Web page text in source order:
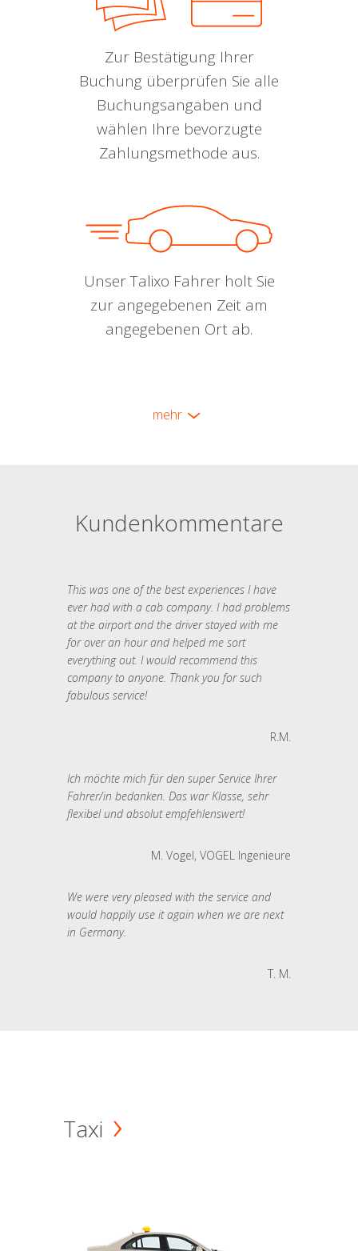
Zur Bestätigung Ihrer
Buchung überprüfen Sie alle
Buchungsangaben und
wählen Ihre bevorzugte
Zahlungsmethode aus.
Unser Talixo Fahrer holt Sie
zur angegebenen Zeit am
angegebenen Ort ab.
mehr
Kundenkommentare
This was one of the best experiences I have
ever had with a cab company. I had problems
at the airport and the driver stayed with me
for over an hour and helped me sort
everything out. I would recommend this
company to anyone. Thank you for such
fabulous service!
R.M.
Ich möchte mich für den super Service Ihrer
Fahrer/in bedanken. Das war Klasse, sehr
flexibel und absolut empfehlenswert!
M. Vogel, VOGEL Ingenieure
We were very pleased with the service and
would happily use it again when we are next
in Germany.
T. M.
Taxi